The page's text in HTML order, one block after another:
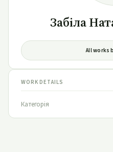
Забіла
All works
WORK DETAILS
Категорія